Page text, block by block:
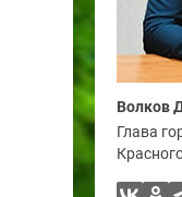
Волков
Глава